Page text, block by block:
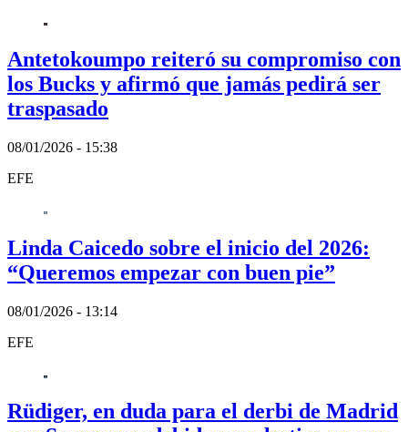
Antetokoumpo reiteró su compromiso con
los Bucks y afirmó que jamás pedirá ser
traspasado
08/01/2026 - 15:38
EFE
Linda Caicedo sobre el inicio del 2026:
“Queremos empezar con buen pie”
08/01/2026 - 13:14
EFE
Rüdiger, en duda para el derbi de Madrid